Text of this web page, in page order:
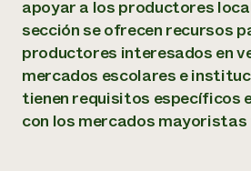
Informes anuales y financieros
Historias de impacto
Informe de
impacto 2024
Latinos en la agricultura
Sistemas alimentarios locales
Agricultura urbana
Las mujeres en la agricultura
Blog
Podcasts
Publicaciones
Asociaciones empresariales
Donar
Donaciones planificadas
Boletín
apoyar a los productores
sección se ofrecen recursos
productores interesados en
mercados escolares e
tienen requisitos específicos
con los mercados